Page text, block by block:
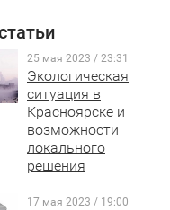
25 мая 2023 / 23:31
Экологическая
ситуация в
Красноярске и
возможности
локального
решения
17 мая 2023 / 19:00